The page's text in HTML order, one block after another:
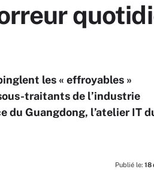
les « effroyables »
traitants de l’industrie
du Guangdong, l’atelier IT
Publié le: 18